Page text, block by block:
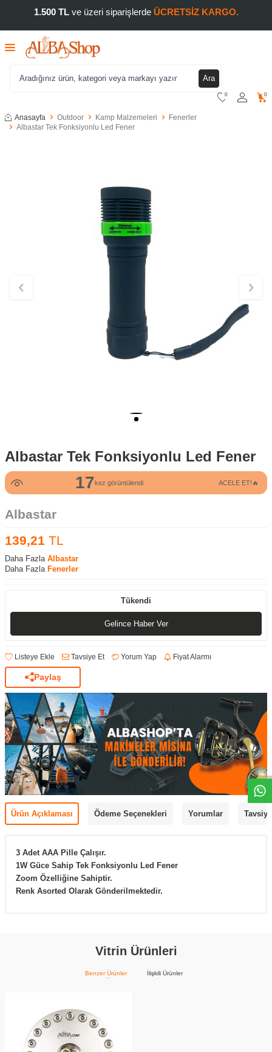
1.500 TLve üzeri siparişlerde ÜCRETSİZ KARGO.
Ara
0 0
Anasayfa Outdoor Kamp Malzemeleri
Fenerler
Albastar Tek Fonksiyonlu Led Fener
Albastar Tek Fonksiyonlu Led Fener
17kez görüntülendi ACELE ET!🔥
Albastar
139,21 TL
Daha Fazla Albastar
Daha Fazla Fenerler
Tükendi
Gelince Haber Ver
Listeye Ekle Tavsiye Et Yorum Yap Fiyat Alarmı
Paylaş
Ürün Açıklaması Ödeme Seçenekleri Yorumlar
3 Adet AAA Pille Çalışır.
1W Güce Sahip ​Tek Fonksiyonlu Led Fener
Zoom Özelliğine Sahiptir.
Renk Asorted Olarak Gönderilmektedir.
Vitrin Ürünleri
Benzer Ürünler İlişkili Ürünler